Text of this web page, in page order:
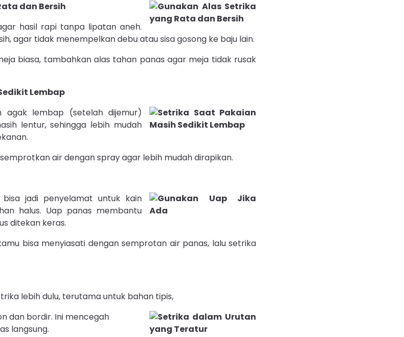
dan Bersih
hasil rapi tanpa lipatan aneh.
agar tidak menempelkan debu atau sisa gosong ke baju lain.
biasa, tambahkan alas tahan panas agar meja tidak rusak
Lembap
agak lembap (setelah dijemur)
lentur, sehingga lebih mudah
air dengan spray agar lebih mudah dirapikan.
jadi penyelamat untuk kain
halus. Uap panas membantu
ditekan keras.
bisa menyiasati dengan semprotan air panas, lalu setrika
lebih dulu, terutama untuk bahan tipis,
dan bordir. Ini mencegah
langsung.